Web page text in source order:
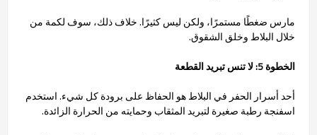
مارس ضغطًا مستمرًا، ولكن ليس كثيرًا. خلاف ذلك، سوف لكمة من
خلال البلاط وخلق الشقوق.
الخطوة 5: لا تنس تبريد القطعة
أحد أسرار الحفر في البلاط هو الحفاظ على برودة كل شيء. استخدم
اسفنجة رطبة صغيرة لتبريد المثقاب وحمايته من الحرارة الزائدة.